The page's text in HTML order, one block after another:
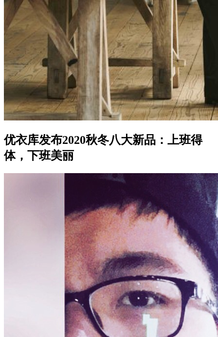
优衣库发布2020秋冬八大新品：上班得
体，下班美丽